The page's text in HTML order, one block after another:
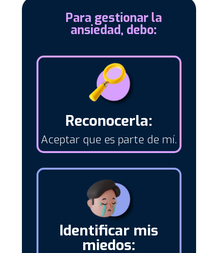
Para gestionar la
ansiedad, debo:
Reconocerla:
Aceptar que es parte de mí.
Identificar mis
miedos: